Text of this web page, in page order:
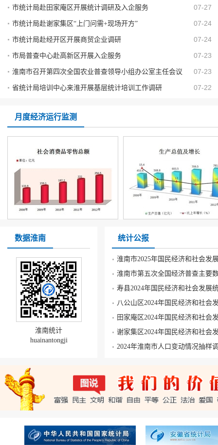
市统计局赴田家庵区开展统计调研及入企服务 07-27
市统计局赴谢家集区“上门问需+现场开方” 07-24
市统计局赴经开区开展商贸企业调研 07-24
市局普查中心赴高新区开展入企服务 07-23
淮南市召开第四次全国农业普查领导小组办公室主任会议 07-23
省统计局培训中心来淮开展基层统计培训工作调研 07-22
月度经济运行监测
数据淮南
淮南统计
huainantongji
统计公报
淮南市2025年国民经济和社会发
淮南市第五次全国经济普查主要
寿县2024年国民经济和社会发展
八公山区2024年国民经济和社会
田家庵区2024年国民经济和社会
谢家集区2024年国民经济和社会
2024年淮南市人口变动情况抽样